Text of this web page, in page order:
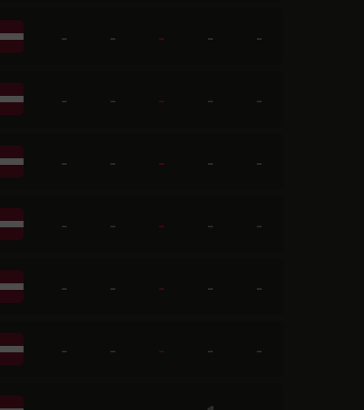
- - - - -
- - - - -
- - - - -
- - - - -
- - - - -
- - - - -